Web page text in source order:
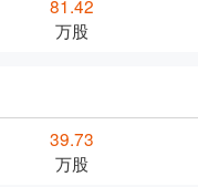
81.42
万股
39.73
万股